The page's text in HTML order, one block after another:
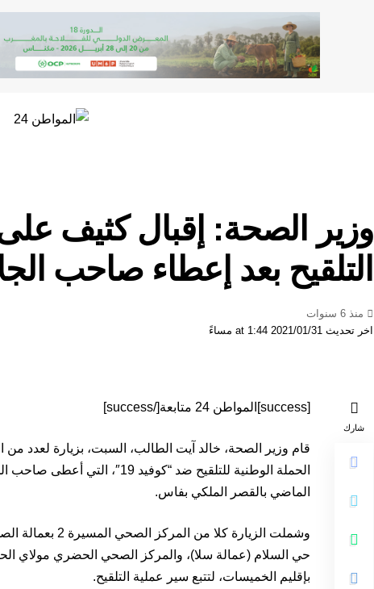
وزير الصحة: إقبال كثيف
التلقيح بعد إعطاء صاحب
اخر تحديث 2021/01/31 at 1:44 مساءً
منذ 6 سنوات
شارك
[success]المواطن 24 متابعة[/success]
قام وزير الصحة، خالد آيت الطالب، السبت، بزيارة لعدد من
الحملة الوطنية للتلقيح ضد
الماضي بالقصر الملكي بفاس.
وشملت الزيارة
حي السلام (عمالة سلا)، والمركز الصحي الحضري مولاي
بإقليم الخميسات، لتتبع سير عملية التلقيح.